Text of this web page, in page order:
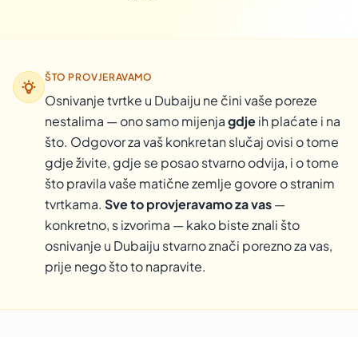
ŠTO PROVJERAVAMO
Osnivanje tvrtke u Dubaiju ne čini vaše poreze
nestalima — ono samo mijenjagdjeih plaćate i na
što. Odgovor za vaš konkretan slučaj ovisi o tome
gdje živite, gdje se posao stvarno odvija, i o tome
što pravila vaše matične zemlje govore o stranim
tvrtkama. Sve to provjeravamo za vas—
konkretno, s izvorima — kako biste znali što
osnivanje u Dubaiju stvarno znači porezno za vas,
prije nego što to napravite.